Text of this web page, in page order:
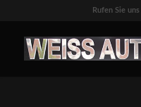
Rufen Sie